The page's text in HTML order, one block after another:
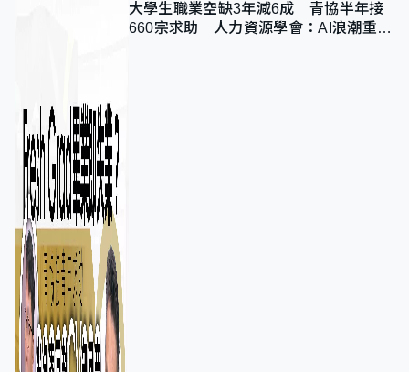
大學生職業空缺3年減6成 青協半年接
660宗求助 人力資源學會：AI浪潮重整